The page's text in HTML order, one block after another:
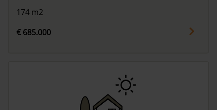
174 m2
€ 685.000